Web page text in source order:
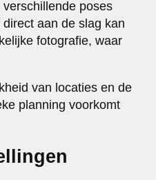
poses
aan de slag kan
fotografie, waar
van locaties en de
planning voorkomt